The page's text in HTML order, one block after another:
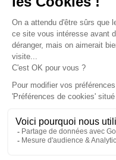
Tous les Carrelages
NEWSLETTER
Inscrivez-vous pour
et offres exclusives